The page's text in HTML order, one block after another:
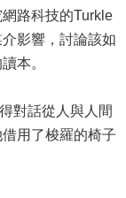
路科技的Turkle
影響，討論該如
本。
對話從人與人間
用了梭羅的椅子